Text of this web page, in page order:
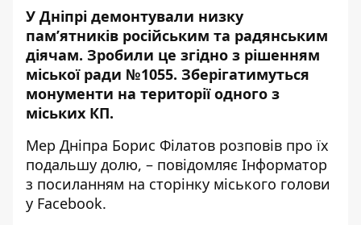
У Дніпрі демонтували низку
пам’ятників російським та радянським
діячам. Зробили це згідно з рішенням
міської ради №1055. Зберігатимуться
монументи на території одного з
міських КП.
Мер Дніпра Борис Філатов розповів про їх
подальшу долю, – повідомляє Інформатор
з посиланням на сторінку міського голови
у Facebook.